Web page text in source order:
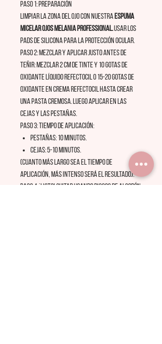
PASO 1: Preparación
Limpiar la zona del ojo con nuestraEspuma
Micelar ojos Melania Professional.Usar los
Pads de silicona para la protección ocular.
PASO 2: Mezclar y aplicar justo antes de
teñir: Mezclar 2 cm de tinte y 10 gotas de
Oxidante líquido RefectoCil o 15-20 gotas de
Oxidante en crema RefectoCil hasta crear
una pasta cremosa. Luego aplicar en las
cejas y las pestañas.
PASO 3: Tiempo de aplicación:
Pestañas: 10 minutos.
Cejas: 5-10 minutos.
(Cuanto más largo sea el tiempo de
aplicación, más intenso será el resultado).
PASO 4: ¡Listo! Quitar usando discos de algodón